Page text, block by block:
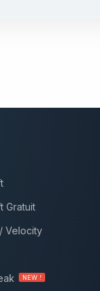
Gratuit
Velocity
NEW !